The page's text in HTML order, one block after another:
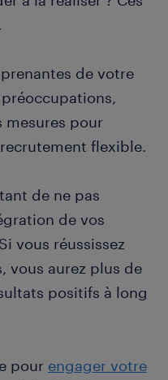
de votre
mesures pour
flexible.
de ne pas
de vos
vous réussissez
vous aurez plus de
positifs à long
pour engager votre